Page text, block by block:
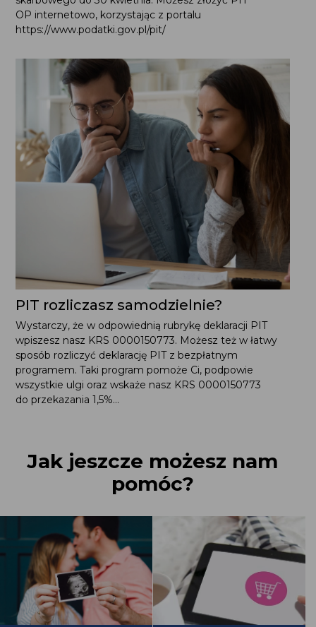
OP internetowo, korzystając z portalu
https://www.podatki.gov.pl/pit/
PIT rozliczasz samodzielnie?
Wystarczy, że w odpowiednią rubrykę deklaracji PIT
wpiszesz nasz KRS 0000150773. Możesz też w łatwy
sposób rozliczyć deklarację PIT z bezpłatnym
programem. Taki program pomoże Ci, podpowie
wszystkie ulgi oraz wskaże nasz KRS 0000150773
do przekazania 1,5%...
Jak jeszcze możesz nam
pomóc?